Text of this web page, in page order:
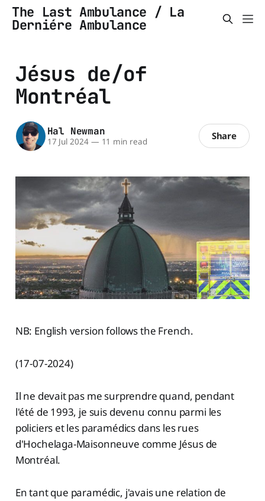
The Last Ambulance / La
Derniére Ambulance
Jésus de/of
Montréal
Hal Newman
17 Jul 2024 — 11 min read Share
NB: English version follows the French.
(17-07-2024)
Il ne devait pas me surprendre quand, pendant
l'été de 1993, je suis devenu connu parmi les
policiers et les paramédics dans les rues
d'Hochelaga-Maisonneuve comme Jésus de
Montréal.
En tant que paramédic, j'avais une relation de